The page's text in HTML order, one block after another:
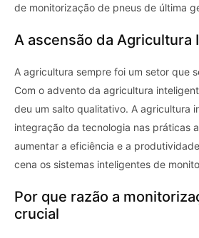
de monitorização de pneus de última
A ascensão da Agricultura
A agricultura sempre foi um setor que
Com o advento da agricultura
deu um salto qualitativo. A agricultura
integração da tecnologia nas práticas
aumentar a eficiência e a
cena os sistemas inteligentes de
Por que razão a
crucial